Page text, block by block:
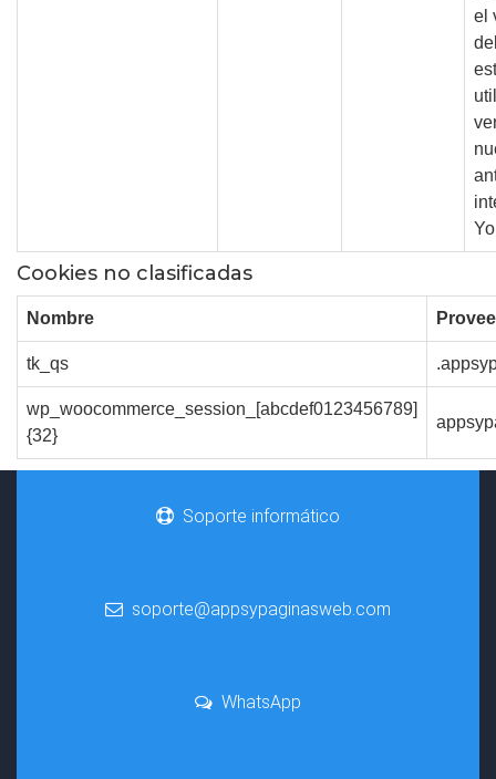
el
Cookies no clasificadas
Nombre
tk_qs
wp_woocommerce_session_[abcdef0123456789]
{32}
Soporte informático
soporte@appsypaginasweb.com
WhatsApp